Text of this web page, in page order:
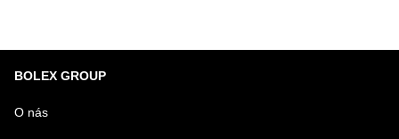
BOLEX GROUP
O nás